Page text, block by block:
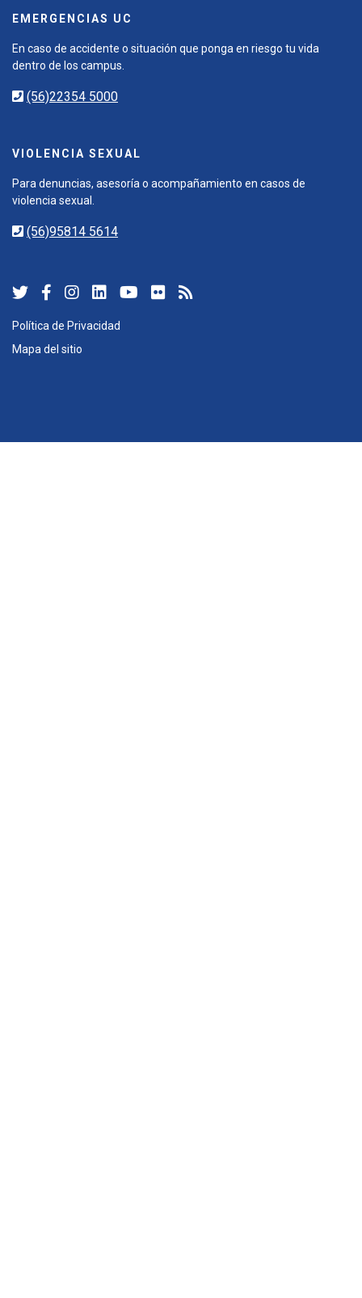
EMERGENCIAS UC
En caso de accidente o situación que ponga en riesgo tu vida
dentro de los campus.
(56)22354 5000
VIOLENCIA SEXUAL
Para denuncias, asesoría o acompañamiento en casos de
violencia sexual.
(56)95814 5614
Política de Privacidad
Mapa del sitio